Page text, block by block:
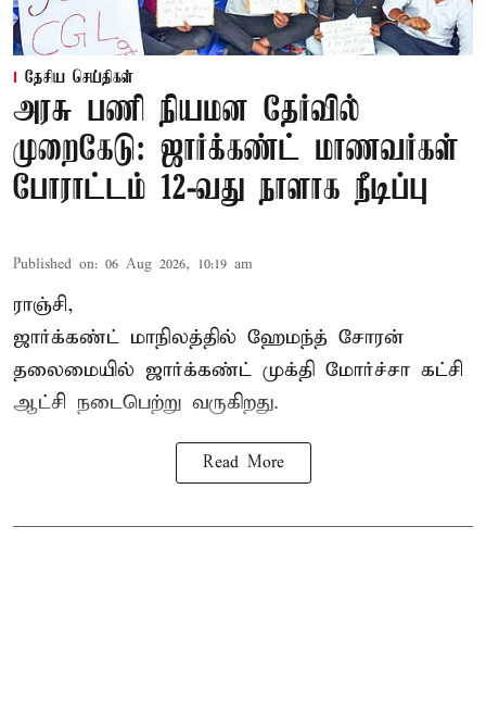
தேசிய செய்திகள்
அரசு பணி நியமன தேர்வில்
முறைகேடு: ஜார்க்கண்ட் மாணவர்கள்
போராட்டம் 12-வது நாளாக நீடிப்பு
Published on: 06 Aug 2026, 10:19 am
ராஞ்சி,
ஜார்க்கண்ட் மாநிலத்தில் ஹேமந்த் சோரன்
தலைமையில் ஜார்க்கண்ட் முக்தி மோர்ச்சா கட்சி
ஆட்சி நடைபெற்று வருகிறது.
Read More